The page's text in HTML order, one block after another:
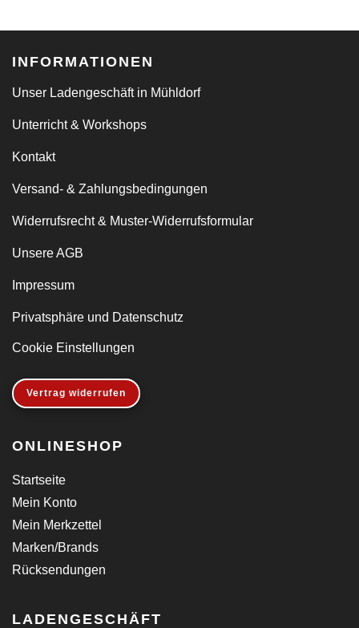
INFORMATIONEN
Unser Ladengeschäft in Mühldorf
Unterricht & Workshops
Kontakt
Versand- & Zahlungsbedingungen
Widerrufsrecht & Muster-Widerrufsformular
Unsere AGB
Impressum
Privatsphäre und Datenschutz
Cookie Einstellungen
Vertrag widerrufen
ONLINESHOP
Startseite
Mein Konto
Mein Merkzettel
Marken/Brands
Rücksendungen
LADENGESCHÄFT